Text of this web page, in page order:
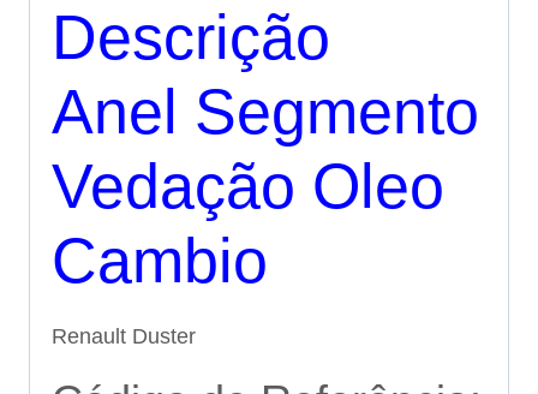
Descrição
Anel Segmento
Vedação Oleo
Cambio
Renault Duster